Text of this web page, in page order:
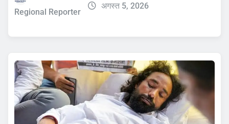
Regional Reporter
अगस्त 5, 2026